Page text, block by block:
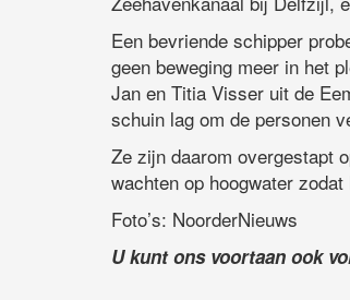
Een bevriende schipper
geen beweging meer in het
Jan en Titia Visser uit de
schuin lag om de personen
Ze zijn daarom overgestapt
wachten op hoogwater
Foto’s: NoorderNieuws
U kunt ons voortaan ook